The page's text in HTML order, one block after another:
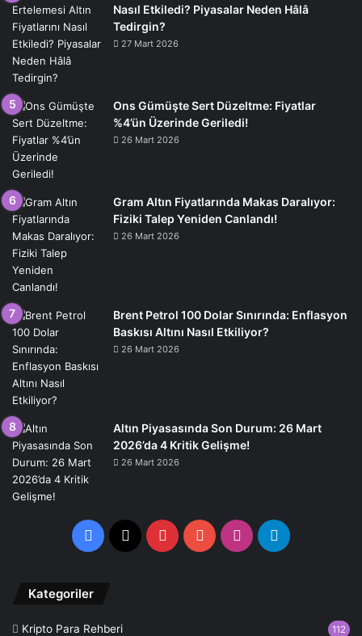
Nasıl Etkiledi? Piyasalar Neden Hâlâ
Tedirgin?
27 Mart 2026
Ons Gümüşte Sert Düzeltme: Fiyatlar
%4’ün Üzerinde Geriledi!
26 Mart 2026
Gram Altın Fiyatlarında Makas Daralıyor:
Fiziki Talep Yeniden Canlandı!
26 Mart 2026
Brent Petrol 100 Dolar Sınırında: Enflasyon
Baskısı Altını Nasıl Etkiliyor?
26 Mart 2026
Altın Piyasasında Son Durum: 26 Mart
2026’da 4 Kritik Gelişme!
26 Mart 2026
Facebook PinterestYouTubeInstagramTelegram
Kategoriler
Kripto Para Rehberi 112